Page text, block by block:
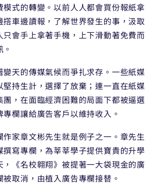
模式的轉變。以前人人都會買份報紙拿
撘車邊讀報，了解世界發生的事，汲取
只會手上拿著手機，上下滑動著免費而
天的傳媒氣候而爭扎求存。一些紙媒
堅持生計，選擇了放棄；連一直在紙媒
團，在面臨經濟困難的局面下都被逼選
專欄讓給廣告客戶以維持收入。
作家章文彬先生就是例子之一。章先生
撰寫專欄，為莘莘學子提供寶貴的升學
，《名校翱翔》被提著一大袋現金的廣
被取消，由植入廣告專欄接替。